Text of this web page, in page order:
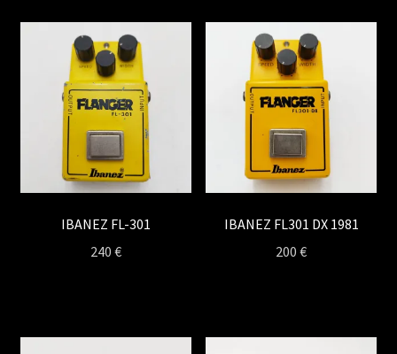
IBANEZ FL-301
240 €
IBANEZ FL301 DX 1981
200€